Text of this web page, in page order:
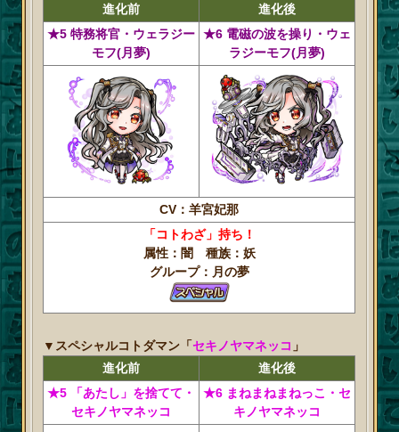
進化前
進化後
★5 特務将官・ウェラジー
モフ(月夢)
★6 電磁の波を操り・ウェ
ラジーモフ(月夢)
CV：羊宮妃那
「コトわざ」持ち！
属性：闇 種族：妖
グループ：月の夢
▼スペシャルコトダマン「セキノヤマネッコ 」
進化前
進化後
★5 「あたし」を捨てて・
セキノヤマネッコ
★6 まねまねまねっこ・セ
キノヤマネッコ